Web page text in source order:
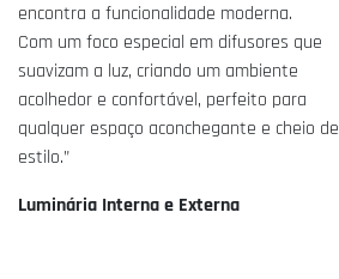
encontra a funcionalidade moderna.
Com um foco especial em difusores que
suavizam a luz, criando um ambiente
acolhedor e confortável, perfeito para
qualquer espaço aconchegante e cheio de
estilo.”
Luminária Interna e Externa